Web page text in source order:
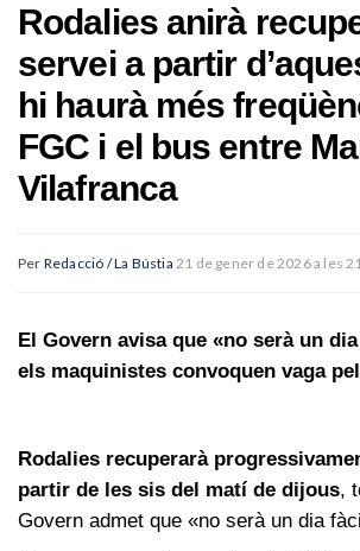
Rodalies anirà
servei a partir
hi haurà més
FGC i el bus entre
Vilafranca
Per Redacció / La Bústia 21 de gener de 2026 a les
El Govern avisa que «no serà un
els maquinistes convoquen vaga
Rodalies recuperarà
partir de les sis del matí de dijous,
Govern admet que «no serà un dia